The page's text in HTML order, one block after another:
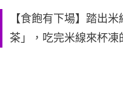
【食飽有下場】踏出
茶」，吃完米線來杯凍